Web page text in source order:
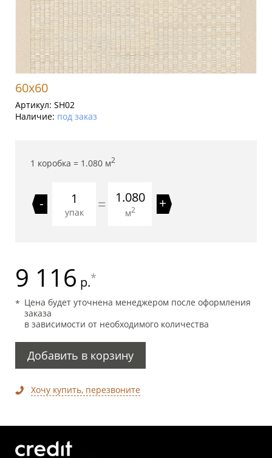
60x60
Артикул: SH02
Наличие: под заказ
1 коробка = 1.080 м2
-
упак = 1.080
м2 +
9 116 р.*
Цена будет уточнена менеджером после оформления
заказа
в зависимости от необходимого количества
Добавить в корзину
Хочу купить, перезвоните